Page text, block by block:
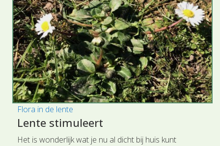
Flora in de lente
Lente stimuleert
Het is wonderlijk wat je nu al dicht bij huis kunt